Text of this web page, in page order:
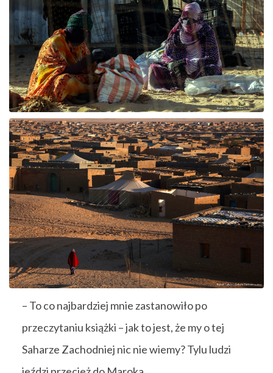
– To co najbardziej mnie zastanowiło po
przeczytaniu książki – jak to jest, że my o tej
Saharze Zachodniej nic nie wiemy? Tylu ludzi